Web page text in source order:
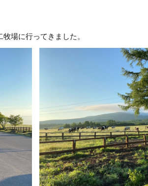
場に行ってきました。